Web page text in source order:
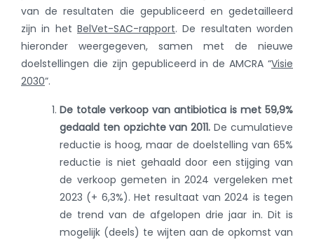
van de resultaten die gepubliceerd en gedetailleerd
zijn in het BelVet-SAC-rapport. De resultaten worden
hieronder weergegeven, samen met de nieuwe
doelstellingen die zijn gepubliceerd in de AMCRA “Visie
2030”.
De totale verkoop van antibiotica is met 59,9%
gedaald ten opzichte van 2011. De cumulatieve
reductie is hoog, maar de doelstelling van 65%
reductie is niet gehaald door een stijging van
de verkoop gemeten in 2024 vergeleken met
2023 (+ 6,3%). Het resultaat van 2024 is tegen
de trend van de afgelopen drie jaar in. Dit is
mogelijk (deels) te wijten aan de opkomst van